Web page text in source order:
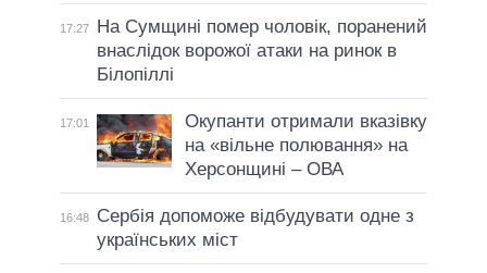
17:27
На Сумщині помер чоловік, поранений
внаслідок ворожої атаки на ринок в
Білопіллі
17:01
Окупанти отримали вказівку
на «вільне полювання» на
Херсонщині – ОВА
16:48
Сербія допоможе відбудувати одне з
українських міст